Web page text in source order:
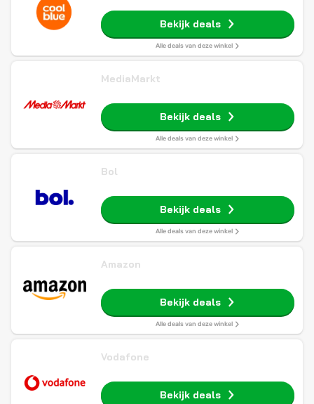
Bekijk deals
Alle deals van deze winkel
MediaMarkt
Bekijk deals
Alle deals van deze winkel
Bol
Bekijk deals
Alle deals van deze winkel
Amazon
Bekijk deals
Alle deals van deze winkel
Vodafone
Bekijk deals